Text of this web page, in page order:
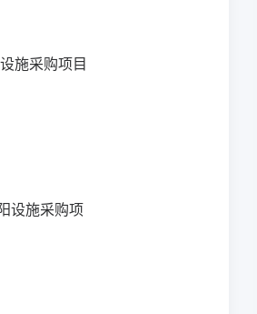
施采购项目
设施采购项